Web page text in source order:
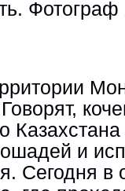
Фотограф
и
Сегодня в